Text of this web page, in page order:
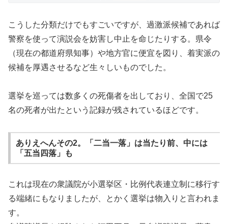
こうした分類だけでもすごいですが、過激派候補であれば
警察を使って演説会を妨害し中止を命じたりする。県令
（現在の都道府県知事）や地方官に便宜を図り、着実派の
候補を厚遇させるなど生々しいものでした。
選挙を巡っては数多くの死傷者を出しており、全国で25
名の死者が出たという記録が残されているほどです。
ありえへんその2。「二当一落」は当たり前、中には
「五当四落」も
これは現在の衆議院が小選挙区・比例代表連立制に移行す
る端緒にもなりましたが、とかく選挙は物入りと言われま
す。